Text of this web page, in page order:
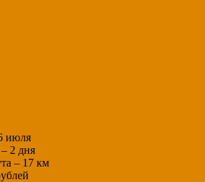
июля
2 дня
– 17 км